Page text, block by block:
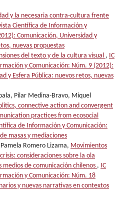
y la necesaria contra-cultura frente
Científica de Información y
Comunicación, Universidad y
nuevas propuestas
del texto y de la cultura visual , IC
y Comunicación: Núm. 9 (2012):
y Esfera Pública: nuevos retos, nuevas
Pilar Medina-Bravo, Miquel
connective action and convergent
practices from ecosocial
de Información y Comunicación:
masas y mediaciones
Romero Lizama, Movimientos
consideraciones sobre la ola
de comunicación chilenos , IC
y Comunicación: Núm. 18
y nuevas narrativas en contextos